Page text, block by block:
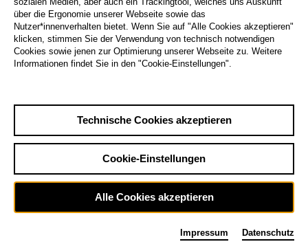
Alle Merkmale
Sa29.8.
Großes Haus
12:00 Eröffnungswochenende
über die Ergonomie unserer Webseite sowie das
Nutzer*innenverhalten bietet. Wenn Sie auf "Alle Cookies akzeptieren"
klicken, stimmen Sie der Verwendung von technisch notwendigen
Cookies sowie jenen zur Optimierung unserer Webseite zu. Weitere
Informationen findet Sie in den "Cookie-Einstellungen".
Technische Cookies akzeptieren
Cookie-Einstellungen
Alle Cookies akzeptieren
Impressum Datenschutz